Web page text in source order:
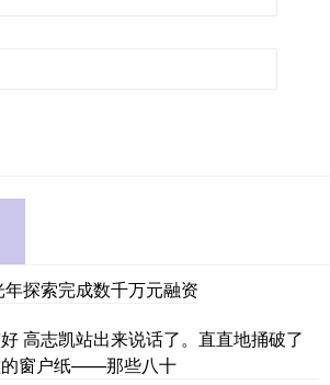
探索完成数千万元融资
高志凯站出来说话了。直直地捅破了
的窗户纸——那些八十